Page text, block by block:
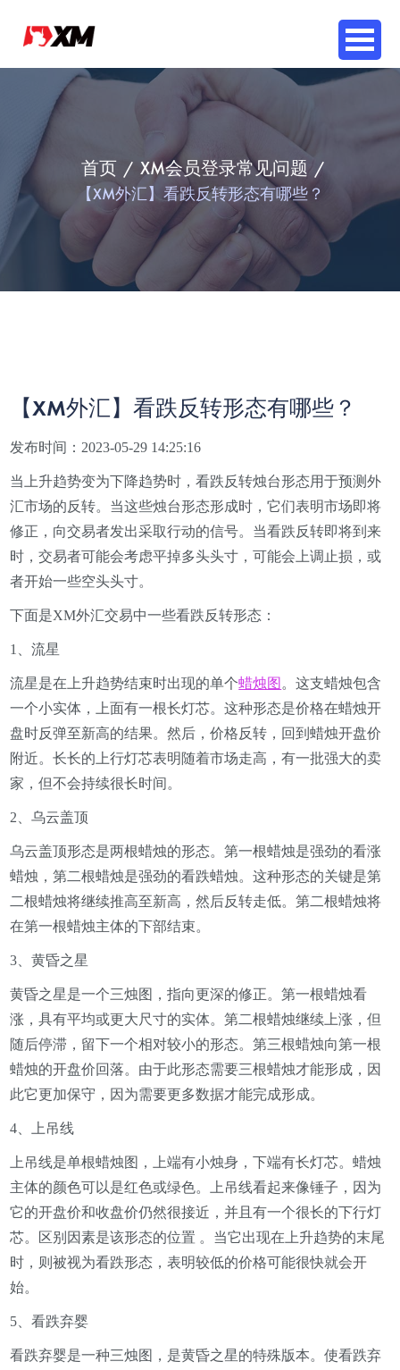
首页 XM会员登录常见问题
【XM外汇】看跌反转形态有哪些？
【XM外汇】看跌反转形态有哪些？
发布时间：2023-05-29 14:25:16
当上升趋势变为下降趋势时，看跌反转烛台形态用于预测外
汇市场的反转。当这些烛台形态形成时，它们表明市场即将
修正，向交易者发出采取行动的信号。当看跌反转即将到来
时，交易者可能会考虑平掉多头头寸，可能会上调止损，或
者开始一些空头头寸。
下面是XM外汇交易中一些看跌反转形态：
1、流星
流星是在上升趋势结束时出现的单个蜡烛图 。这支蜡烛包含
一个小实体，上面有一根长灯芯。这种形态是价格在蜡烛开
盘时反弹至新高的结果。然后，价格反转，回到蜡烛开盘价
附近。长长的上行灯芯表明随着市场走高，有一批强大的卖
家，但不会持续很长时间。
2、乌云盖顶
乌云盖顶形态是两根蜡烛的形态。第一根蜡烛是强劲的看涨
蜡烛，第二根蜡烛是强劲的看跌蜡烛。这种形态的关键是第
二根蜡烛将继续推高至新高，然后反转走低。第二根蜡烛将
在第一根蜡烛主体的下部结束。
3、黄昏之星
黄昏之星是一个三烛图，指向更深的修正。第一根蜡烛看
涨，具有平均或更大尺寸的实体。第二根蜡烛继续上涨，但
随后停滞，留下一个相对较小的形态。第三根蜡烛向第一根
蜡烛的开盘价回落。由于此形态需要三根蜡烛才能形成，因
此它更加保守，因为需要更多数据才能完成形成。
4、上吊线
上吊线是单根蜡烛图，上端有小烛身，下端有长灯芯。蜡烛
主体的颜色可以是红色或绿色。上吊线看起来像锤子，因为
它的开盘价和收盘价仍然很接近，并且有一个很长的下行灯
芯。区别因素是该形态的位置 。当它出现在上升趋势的末尾
时，则被视为看跌形态，表明较低的价格可能很快就会开
始。
5、看跌弃婴
看跌弃婴是一种三烛图，是黄昏之星的特殊版本。使看跌弃